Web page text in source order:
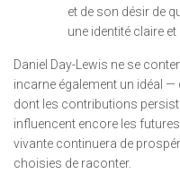
et de son désir de
une identité claire et
Daniel Day-Lewis ne se
incarne également un idéal —
dont les contributions
influencent encore les
vivante continuera de
choisies de raconter.